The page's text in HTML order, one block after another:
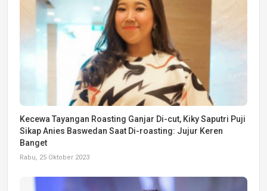
Kecewa Tayangan Roasting Ganjar Di-cut, Kiky Saputri Puji
Sikap Anies Baswedan Saat Di-roasting: Jujur Keren
Banget
Rabu, 25 Oktober 2023